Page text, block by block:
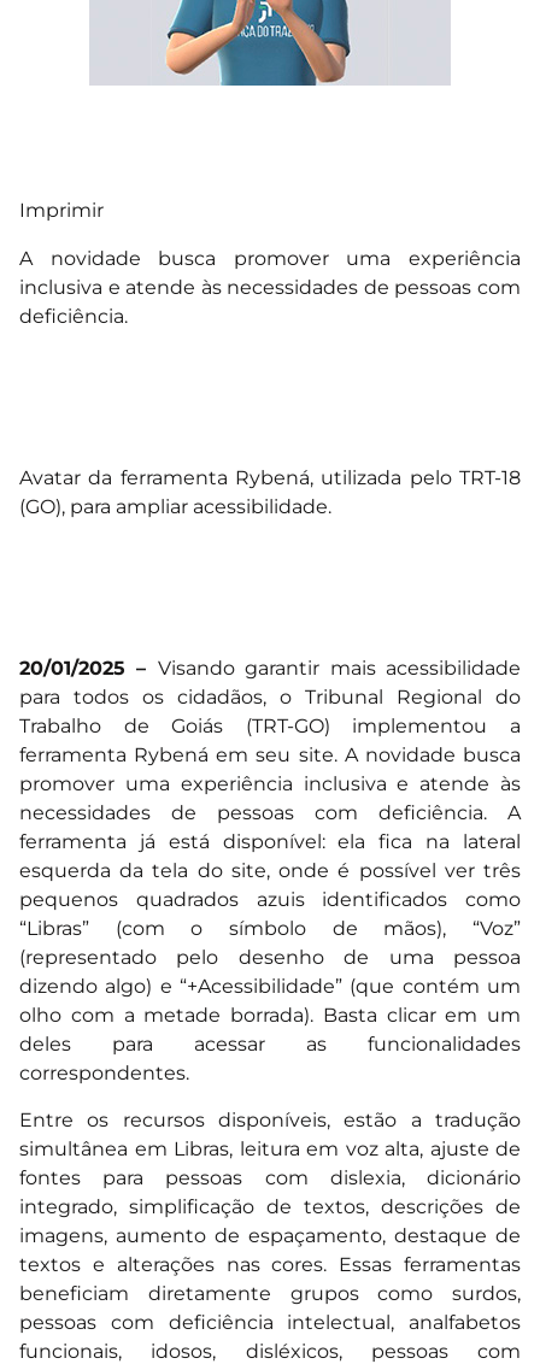
Imprimir
A novidade busca promover uma experiência
inclusiva e atende às necessidades de pessoas com
deficiência.
Avatar da ferramenta Rybená, utilizada pelo TRT-18
(GO), para ampliar acessibilidade.
20/01/2025 – Visando garantir mais acessibilidade
para todos os cidadãos, o Tribunal Regional do
Trabalho de Goiás (TRT-GO) implementou a
ferramenta Rybená em seu site. A novidade busca
promover uma experiência inclusiva e atende às
necessidades de pessoas com deficiência. A
ferramenta já está disponível: ela fica na lateral
esquerda da tela do site, onde é possível ver três
pequenos quadrados azuis identificados como
“Libras” (com o símbolo de mãos), “Voz”
(representado pelo desenho de uma pessoa
dizendo algo) e “+Acessibilidade” (que contém um
olho com a metade borrada). Basta clicar em um
deles para acessar as funcionalidades
correspondentes.
Entre os recursos disponíveis, estão a tradução
simultânea em Libras, leitura em voz alta, ajuste de
fontes para pessoas com dislexia, dicionário
integrado, simplificação de textos, descrições de
imagens, aumento de espaçamento, destaque de
textos e alterações nas cores. Essas ferramentas
beneficiam diretamente grupos como surdos,
pessoas com deficiência intelectual, analfabetos
funcionais, idosos, disléxicos, pessoas com